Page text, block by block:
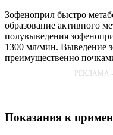
Зофеноприл быстро
образование активного
полувыведения
1300 мл/мин. Выведение
преимущественно
Показания к